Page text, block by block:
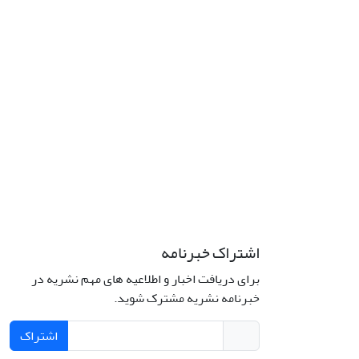
اشتراک خبرنامه
برای دریافت اخبار و اطلاعیه های مهم نشریه در
خبرنامه نشریه مشترک شوید.
اشتراک